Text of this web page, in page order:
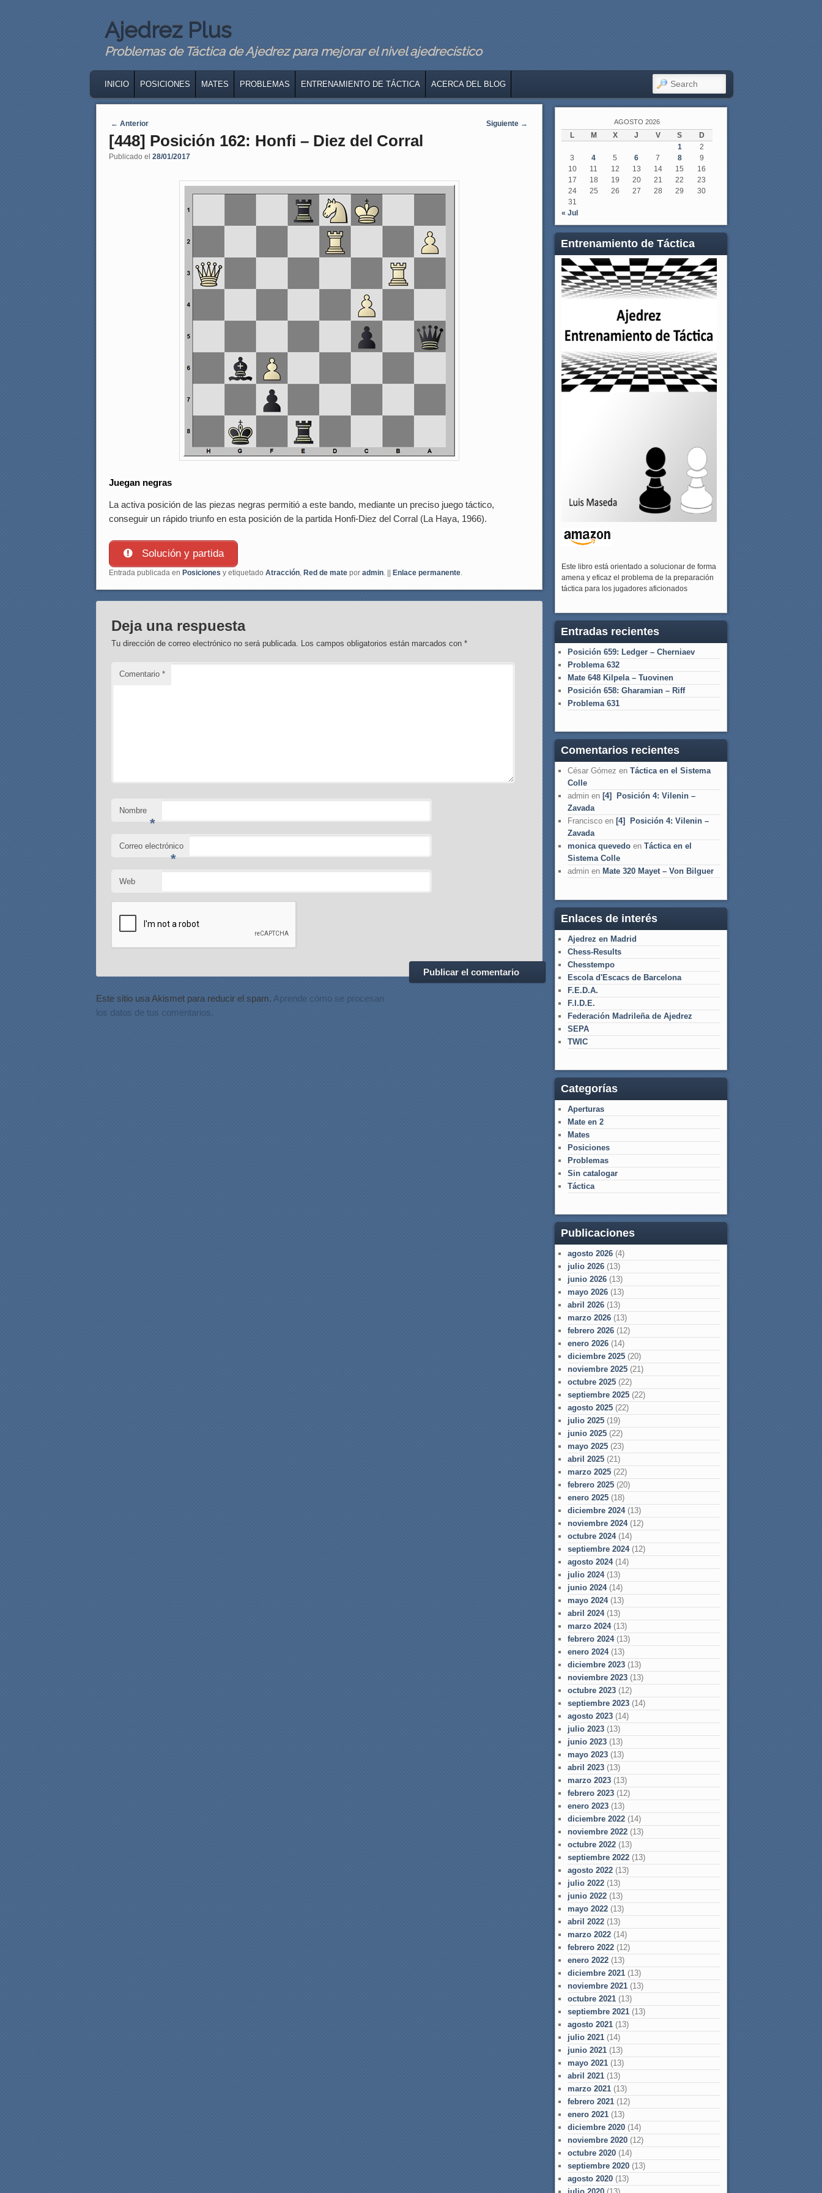
Ajedrez Plus
Problemas de Táctica de Ajedrez para mejorar el nivel ajedrecístico
SKIP TO PRIMARY CONTENT
SKIP TO SECONDARY CONTENT
INICIO POSICIONES MATES PROBLEMAS ENTRENAMIENTO DE TÁCTICA ACERCA DEL BLOG SEARCH
Navegaci�n de entradas
← Anterior Siguiente →
[448] Posición 162: Honfi – Diez del Corral
Publicado el 28/01/2017
Juegan negras
La activa posición de las piezas negras permitió a este bando, mediante un preciso juego táctico,
conseguir un rápido triunfo en esta posición de la partida Honfi-Diez del Corral (La Haya, 1966).
Solución y partida
Entrada publicada en Posiciones y etiquetado Atracción, Red de mate por admin. || Enlace permanente.
Deja una respuesta
Tu dirección de correo electrónico no será publicada. Los campos obligatorios están marcados con*
Comentario*
Nombre
*
Correo electrónico
*
Web
Este sitio usa Akismet para reducir el spam. Aprende cómo se procesan
los datos de tus comentarios.
AGOSTO 2026
L M X J V S
D
1
2
3
4 5 6 7 8
9
10
11 12 13 14 15
16
17
18 19 20 21 22
23
24
25 26 27 28 29
30
31
« Jul
Entrenamiento de Táctica
Este libro está orientado a solucionar de forma
amena y eficaz el problema de la preparación
táctica para los jugadores aficionados
Entradas recientes
Posición 659: Ledger – Cherniaev
Problema 632
Mate 648 Kilpela – Tuovinen
Posición 658: Gharamian – Riff
Problema 631
Comentarios recientes
César Gómez en Táctica en el Sistema
Colle
admin en [4] Posición 4: Vilenin –
Zavada
Francisco en [4] Posición 4: Vilenin –
Zavada
monica quevedo en Táctica en el
Sistema Colle
admin en Mate 320 Mayet – Von Bilguer
Enlaces de interés
Ajedrez en Madrid
Chess-Results
Chesstempo
Escola d'Escacs de Barcelona
F.E.D.A.
F.I.D.E.
Federación Madrileña de Ajedrez
SEPA
TWIC
Categorías
Aperturas
Mate en 2
Mates
Posiciones
Problemas
Sin catalogar
Táctica
Publicaciones
agosto 2026 (4)
julio 2026 (13)
junio 2026 (13)
mayo 2026 (13)
abril 2026 (13)
marzo 2026 (13)
febrero 2026 (12)
enero 2026 (14)
diciembre 2025 (20)
noviembre 2025 (21)
octubre 2025 (22)
septiembre 2025 (22)
agosto 2025 (22)
julio 2025 (19)
junio 2025 (22)
mayo 2025 (23)
abril 2025 (21)
marzo 2025 (22)
febrero 2025 (20)
enero 2025 (18)
diciembre 2024(13)
noviembre 2024(12)
octubre 2024(14)
septiembre 2024(12)
agosto 2024(14)
julio 2024(13)
junio 2024(14)
mayo 2024(13)
abril 2024(13)
marzo 2024(13)
febrero 2024(13)
enero 2024(13)
diciembre 2023 (13)
noviembre 2023 (13)
octubre 2023 (12)
septiembre 2023 (14)
agosto 2023 (14)
julio 2023 (13)
junio 2023 (13)
mayo 2023 (13)
abril 2023 (13)
marzo 2023 (13)
febrero 2023 (12)
enero 2023 (13)
diciembre 2022 (14)
noviembre 2022 (13)
octubre 2022 (13)
septiembre 2022 (13)
agosto 2022 (13)
julio 2022 (13)
junio 2022 (13)
mayo 2022 (13)
abril 2022 (13)
marzo 2022 (14)
febrero 2022 (12)
enero 2022 (13)
diciembre 2021 (13)
noviembre 2021 (13)
octubre 2021 (13)
septiembre 2021 (13)
agosto 2021 (13)
julio 2021 (14)
junio 2021 (13)
mayo 2021 (13)
abril 2021 (13)
marzo 2021 (13)
febrero 2021 (12)
enero 2021 (13)
diciembre 2020 (14)
noviembre 2020 (12)
octubre 2020 (14)
septiembre 2020 (13)
agosto 2020 (13)